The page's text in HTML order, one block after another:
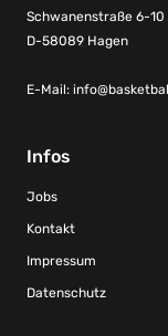
Schwanenstraße 6-10
D-58089 Hagen
E-Mail:
Infos
Jobs
Kontakt
Impressum
Datenschutz